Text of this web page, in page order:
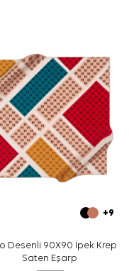
talimatları
bakımı içinAker
+9
Desenli 90X90 İpek Krep
Saten Eşarp